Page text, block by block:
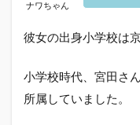
2.2
スタ
活動
2.3
ナワちゃん
彼女の出身小学校は
小学校時代、宮田さ
所属していました。